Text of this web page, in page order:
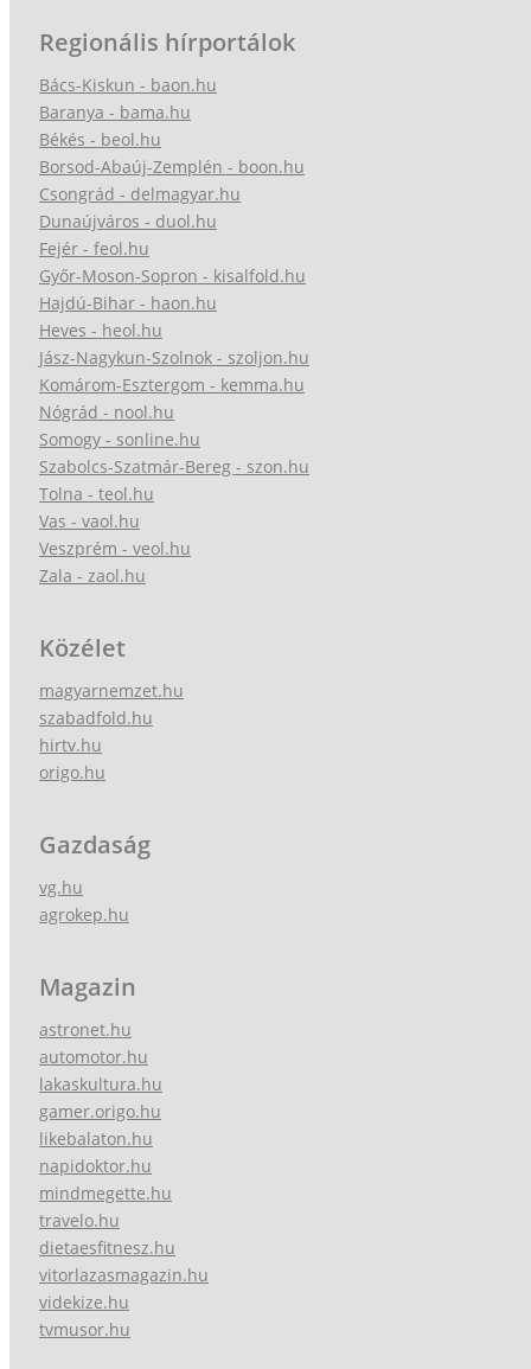
Regionális hírportálok
Bács-Kiskun - baon.hu
Baranya - bama.hu
Békés - beol.hu
Borsod-Abaúj-Zemplén - boon.hu
Csongrád - delmagyar.hu
Dunaújváros - duol.hu
Fejér - feol.hu
Győr-Moson-Sopron - kisalfold.hu
Hajdú-Bihar - haon.hu
Heves - heol.hu
Jász-Nagykun-Szolnok - szoljon.hu
Komárom-Esztergom - kemma.hu
Nógrád - nool.hu
Somogy - sonline.hu
Szabolcs-Szatmár-Bereg - szon.hu
Tolna - teol.hu
Vas - vaol.hu
Veszprém - veol.hu
Zala - zaol.hu
Közélet
magyarnemzet.hu
szabadfold.hu
hirtv.hu
origo.hu
Gazdaság
vg.hu
agrokep.hu
Magazin
astronet.hu
automotor.hu
lakaskultura.hu
gamer.origo.hu
likebalaton.hu
napidoktor.hu
mindmegette.hu
travelo.hu
dietaesfitnesz.hu
vitorlazasmagazin.hu
videkize.hu
tvmusor.hu